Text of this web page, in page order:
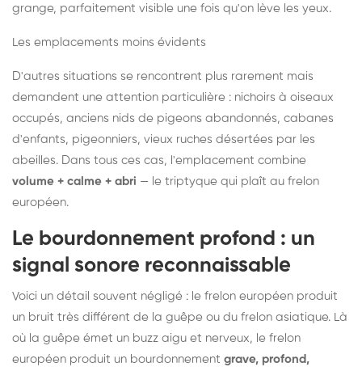
grange, parfaitement visible une fois qu'on lève les yeux.
Les emplacements moins évidents
D'autres situations se rencontrent plus rarement mais
demandent une attention particulière : nichoirs à oiseaux
occupés, anciens nids de pigeons abandonnés, cabanes
d'enfants, pigeonniers, vieux ruches désertées par les
abeilles. Dans tous ces cas, l'emplacement combine
volume + calme + abri — le triptyque qui plaît au frelon
européen.
Le bourdonnement profond : un
signal sonore reconnaissable
Voici un détail souvent négligé : le frelon européen produit
un bruit très différent de la guêpe ou du frelon asiatique. Là
où la guêpe émet un buzz aigu et nerveux, le frelon
européen produit un bourdonnement grave, profond,